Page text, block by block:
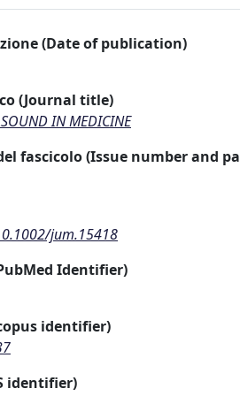
(Date of publication)
(Journal title)
IN MEDICINE
fascicolo (Issue number and
jum.15418
Identifier)
identifier)
identifier)